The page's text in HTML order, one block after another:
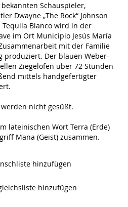
Schauspieler,
Dwayne „The Rock“ Johnson
Tequila Blanco wird in der
im Ort Municipio Jesús María
mit der Familie
produziert. Der blauen Weber-
Ziegelöfen über 72 Stunden
mittels handgefertigter
nicht gesüßt.
lateinischen Wort Terra (Erde)
Mana (Geist) zusammen.
hinzufügen
hinzufügen